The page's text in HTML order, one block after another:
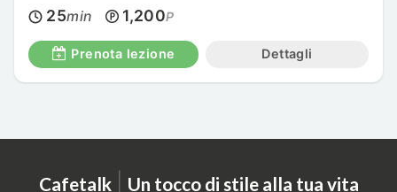
25min 1,200P
Prenota lezione Dettagli
Cafetalk | Un tocco di stile alla tua vita